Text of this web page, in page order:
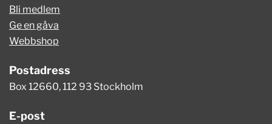
Bli medlem
Ge en gåva
Webbshop
Postadress
Box 12660, 112 93 Stockholm
E-post